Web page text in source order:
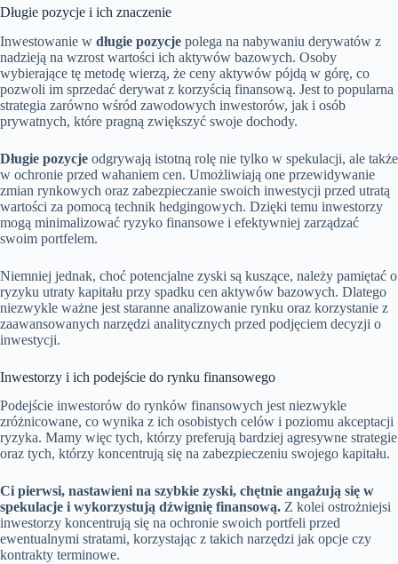
Długie pozycje i ich znaczenie
Inwestowanie w długie pozycje polega na nabywaniu derywatów z
nadzieją na wzrost wartości ich aktywów bazowych. Osoby
wybierające tę metodę wierzą, że ceny aktywów pójdą w górę, co
pozwoli im sprzedać derywat z korzyścią finansową. Jest to popularna
strategia zarówno wśród zawodowych inwestorów, jak i osób
prywatnych, które pragną zwiększyć swoje dochody.
Długie pozycje odgrywają istotną rolę nie tylko w spekulacji, ale także
w ochronie przed wahaniem cen. Umożliwiają one przewidywanie
zmian rynkowych oraz zabezpieczanie swoich inwestycji przed utratą
wartości za pomocą technik hedgingowych. Dzięki temu inwestorzy
mogą minimalizować ryzyko finansowe i efektywniej zarządzać
swoim portfelem.
Niemniej jednak, choć potencjalne zyski są kuszące, należy pamiętać o
ryzyku utraty kapitału przy spadku cen aktywów bazowych. Dlatego
niezwykle ważne jest staranne analizowanie rynku oraz korzystanie z
zaawansowanych narzędzi analitycznych przed podjęciem decyzji o
inwestycji.
Inwestorzy i ich podejście do rynku finansowego
Podejście inwestorów do rynków finansowych jest niezwykle
zróżnicowane, co wynika z ich osobistych celów i poziomu akceptacji
ryzyka. Mamy więc tych, którzy preferują bardziej agresywne strategie
oraz tych, którzy koncentrują się na zabezpieczeniu swojego kapitału.
Ci pierwsi, nastawieni na szybkie zyski, chętnie angażują się w
spekulacje i wykorzystują dźwignię finansową. Z kolei ostrożniejsi
inwestorzy koncentrują się na ochronie swoich portfeli przed
ewentualnymi stratami, korzystając z takich narzędzi jak opcje czy
kontrakty terminowe.